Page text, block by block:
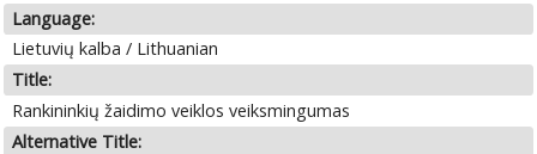
Language:
Lietuvių kalba / Lithuanian
Title:
Rankininkių žaidimo veiklos veiksmingumas
Alternative Title: